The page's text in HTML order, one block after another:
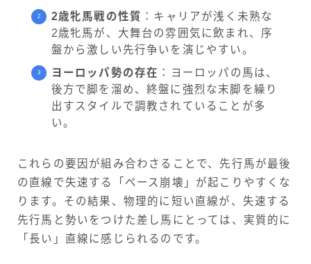
2歳牝馬戦の性質 ：キャリアが浅く未熟な
2歳牝馬が、大舞台の雰囲気に飲まれ、序
盤から激しい先行争いを演じやすい。
ヨーロッパ勢の存在 ：ヨーロッパの馬は、
後方で脚を溜め、終盤に強烈な末脚を繰り
出すスタイルで調教されていることが多
い。
これらの要因が組み合わさることで、先行馬が最後
の直線で失速する「ペース崩壊」が起こりやすくな
ります。その結果、物理的に短い直線が、失速する
先行馬と勢いをつけた差し馬にとっては、実質的に
「長い」直線に感じられるのです。